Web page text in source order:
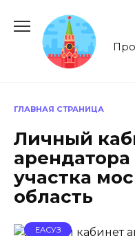
содержанию
ГЛАВНАЯ СТРАНИЦА
Личный
участка
область
ЕАСУЗ